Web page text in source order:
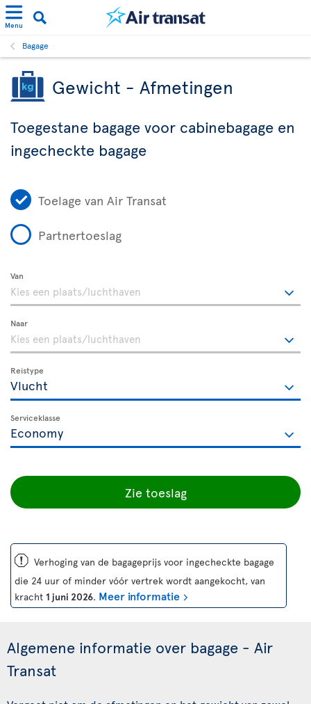
Menu
Bagage
Gewicht - Afmetingen
Toegestane bagage voor cabinebagage en
ingecheckte bagage
Toelage van Air Transat
Partnertoeslag
Van
Naar
Reistype
Serviceklasse
Zie toeslag
ü Verhoging van de bagageprijs voor ingecheckte bagage
die 24 uur of minder vóór vertrek wordt aangekocht, van
kracht 1 juni 2026. Meer informatie
Algemene informatie over bagage - Air
Transat